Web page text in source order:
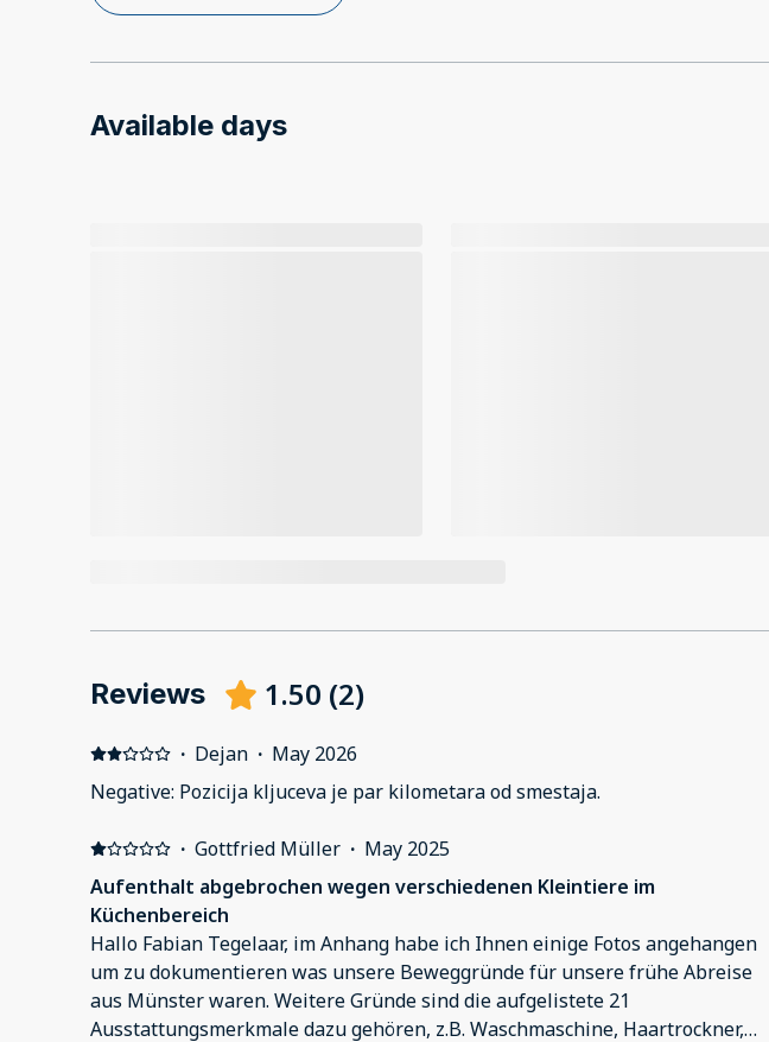
Available days
Reviews 1.50 (2)
· Dejan · May 2026
Negative: Pozicija kljuceva je par kilometara od smestaja.
· Gottfried Müller · May 2025
Aufenthalt abgebrochen wegen verschiedenen Kleintiere im
Küchenbereich
Hallo Fabian Tegelaar, im Anhang habe ich Ihnen einige Fotos angehangen
um zu dokumentieren was unsere Beweggründe für unsere frühe Abreise
aus Münster waren. Weitere Gründe sind die aufgelistete 21
Ausstattungsmerkmale dazu gehören, z.B. Waschmaschine, Haartrockner,